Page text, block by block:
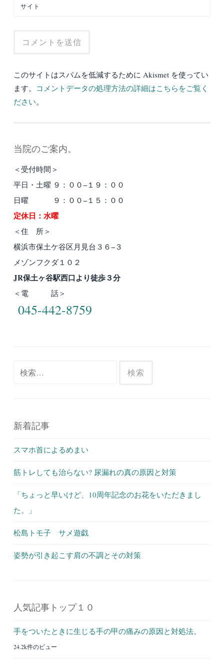
サイト
このサイトはスパムを低減するために Akismet を使ってい
ます。 コメントデータの処理方法の詳細はこちらをご覧く
ださい。
当院のご案内。
＜受付時間＞
平日・土曜 ９：００−１９：００
日曜 ９：００−１５：００
定休日：水曜
＜住 所＞
横浜市保土ケ谷区月見台３６−３
メゾンフクダ１０２
JR保土ヶ谷駅西口より徒歩３分
＜電 話＞
045-442-8759
新着記事
スマホ首によるめまい
筋トレしても治らない? 尿漏れの真の原因と対策
「ちょっと早いけど、10周年記念のお花をいただきまし
た。」
松島トモ子 サメ遊戯
姿勢が引き起こす肩の不調とその対策
人気記事トップ１０
手をついたときに生じる手の甲の痛みの原因と対処法。
24.2k件のビュー